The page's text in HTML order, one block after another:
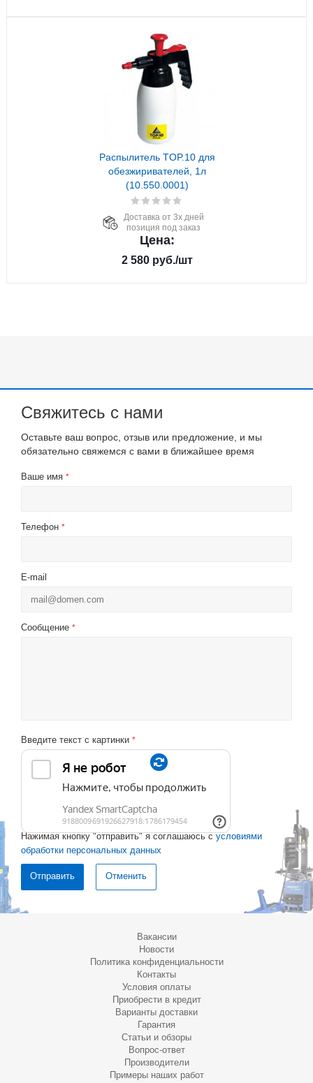
Распылитель TOP.10 для
обезжиривателей, 1л
(10.550.0001)
Доставка от 3х дней
позиция под заказ
Цена:
2 580руб./шт
Свяжитесь с нами
Оставьте ваш вопрос, отзыв или предложение, и мы
обязательно свяжемся с вами в ближайшее время
Ваше имя *
Телефон *
E-mail
Сообщение *
Введите текст с картинки *
Нажимая кнопку "отправить" я соглашаюсь с условиями
обработки персональных данных
Отменить
Вакансии
Новости
Политика конфиденциальности
Контакты
Условия оплаты
Приобрести в кредит
Варианты доставки
Гарантия
Статьи и обзоры
Вопрос-ответ
Производители
Примеры наших работ